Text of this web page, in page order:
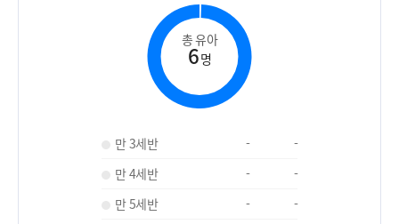
총 유아
6명
만 3세반 -
-
만 4세반
-
-
만 5세반
-
-